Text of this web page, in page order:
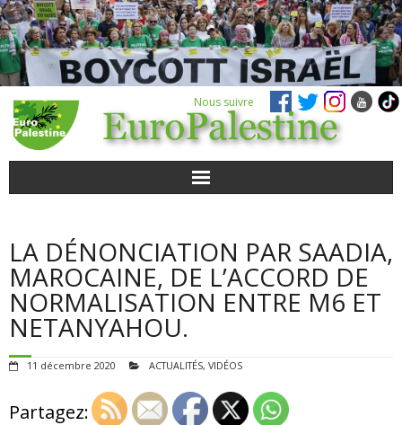
Nous suivre
POUR AGIR
AGENDA
QUI SOMMES-NOUS ?
LA DÉNONCIATION PAR SAADIA,
MAROCAINE, DE L’ACCORD DE
NORMALISATION ENTRE M6 ET
NETANYAHOU.
11 décembre 2020 ACTUALITÉS, VIDÉOS
Partagez: